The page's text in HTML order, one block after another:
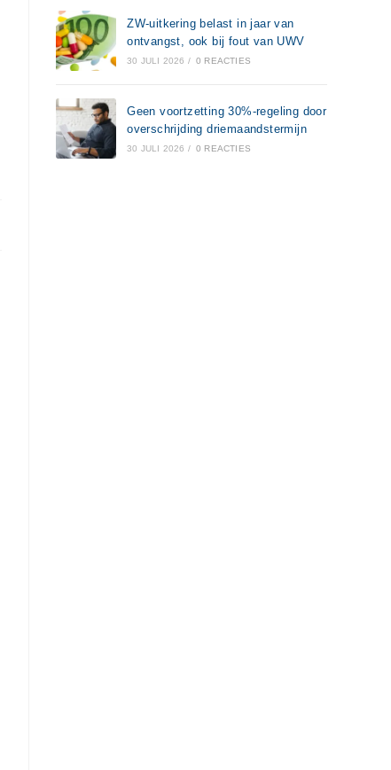
ZW-uitkering belast in jaar van
ontvangst, ook bij fout van UWV
30 JULI 2026 / 0 REACTIES
Geen voortzetting 30%-regeling door
overschrijding driemaandstermijn
30 JULI 2026 / 0 REACTIES